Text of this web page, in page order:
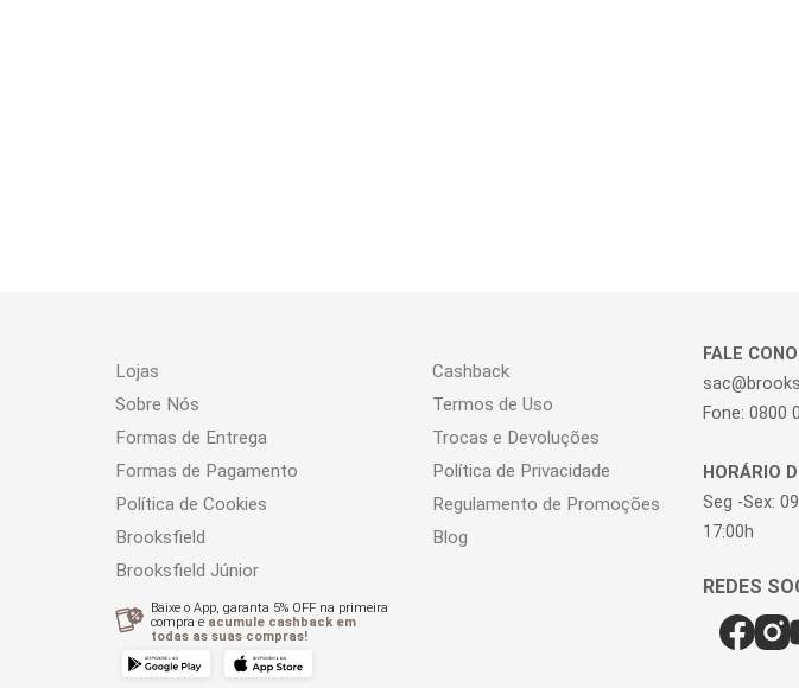
Lojas
Cashback
Sobre Nós
Termos de Uso
Formas de Entrega
Trocas e Devoluções
Formas de Pagamento
Política de Privacidade
Política de Cookies
Regulamento de Promoções
Brooksfield
Blog
Brooksfield Júnior
Baixe o App, garanta 5% OFF na primeira
compra e acumule cashback em
todas as suas compras!
FALE
Fone: 0800
HORÁRIO
Seg -Sex:
17:00h